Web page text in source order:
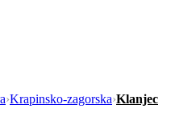
›Krapinsko-zagorska›Klanjec